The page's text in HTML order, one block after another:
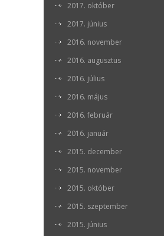
2017. október
2017. június
2016. november
2016. augusztus
2016. július
2016. május
2016. február
2016. január
2015. december
2015. november
2015. október
2015. szeptember
2015. június